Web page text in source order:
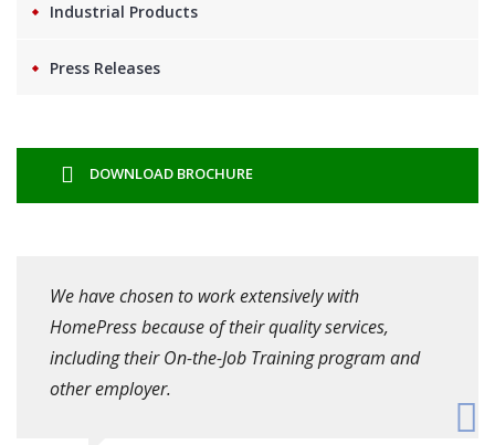
Industrial Products
Press Releases
DOWNLOAD BROCHURE
We have chosen to work extensively with
HomePress because of their quality services,
including their On-the-Job Training program and
other employer.